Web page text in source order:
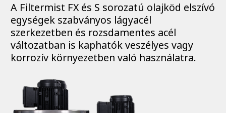
A Filtermist FX és S sorozatú olajköd elszívó
egységek szabványos lágyacél
szerkezetben és rozsdamentes acél
változatban is kaphatók veszélyes vagy
korrozív környezetben való használatra.